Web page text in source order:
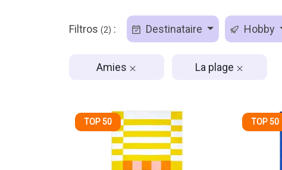
Filtros (2) : Destinataire Hobby
Amies La plage
TOP 50 TOP 50